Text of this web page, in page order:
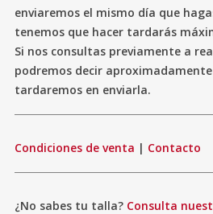
enviaremos el mismo día que
tenemos que hacer tardarás
Si nos consultas previamente a
podremos decir
tardaremos en enviarla.
Condiciones de venta | Contacto
¿No sabes tu talla? Consulta